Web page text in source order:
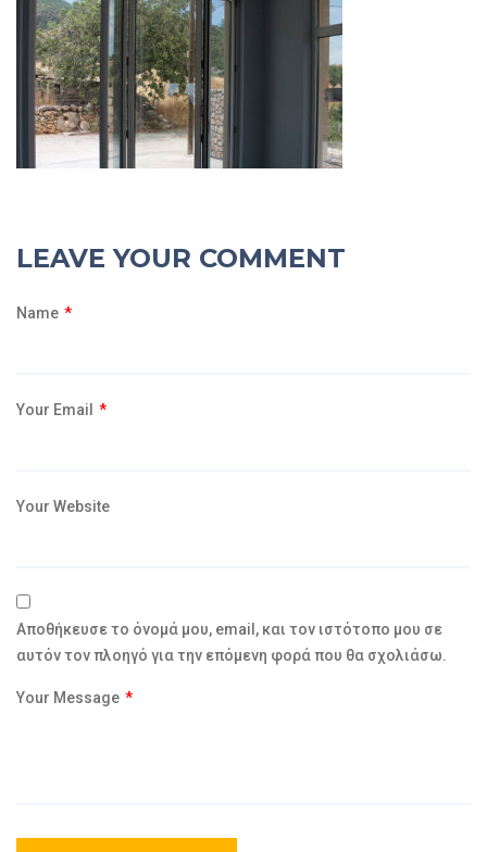
LEAVE YOUR COMMENT
Name *
Your Email *
Your Website
Αποθήκευσε το όνομά μου, email, και τον ιστότοπο μου σε
αυτόν τον πλοηγό για την επόμενη φορά που θα σχολιάσω.
Your Message *